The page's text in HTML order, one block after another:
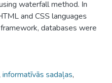
waterfall method. In
and CSS languages
databases were
informatīvās sadaļas,